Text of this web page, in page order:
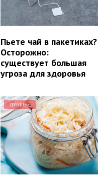
Пьете чай в пакетиках?
Осторожно:
существует большая
угроза для здоровья
ЛУЧШЕЕ